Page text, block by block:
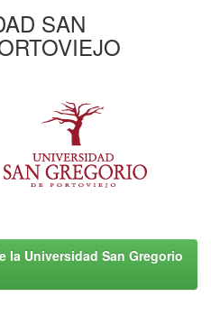
SAN
Universidad San Gregorio